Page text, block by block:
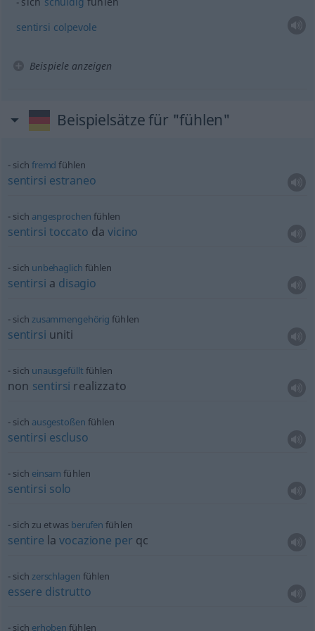
sentirsi colpevole
Beispiele anzeigen
Beispielsätze für "fühlen"
sich fremd fühlen
sentirsi estraneo
sich angesprochen fühlen
sentirsi toccato davicino
sich unbehaglich fühlen
sentirsi a disagio
sich zusammengehörig fühlen
sentirsi uniti
sich unausgefüllt fühlen
non sentirsi realizzato
sich ausgestoßen fühlen
sentirsi escluso
sich einsam fühlen
sentirsi solo
sich zu etwas berufen fühlen
sentire lavocazione per qc
sich zerschlagen fühlen
essere distrutto
sich erhoben fühlen